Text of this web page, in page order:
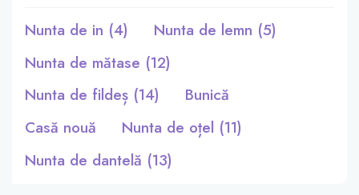
Nunta de in (4)
Nunta de lemn (5)
Nunta de mătase (12)
Nunta de fildeș (14)
Bunică
Casă nouă
Nunta de oțel (11)
Nunta de dantelă (13)